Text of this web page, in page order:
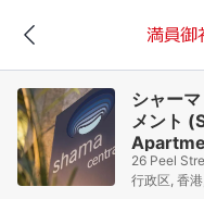
シャー
メント
26 Peel
行政区, 香